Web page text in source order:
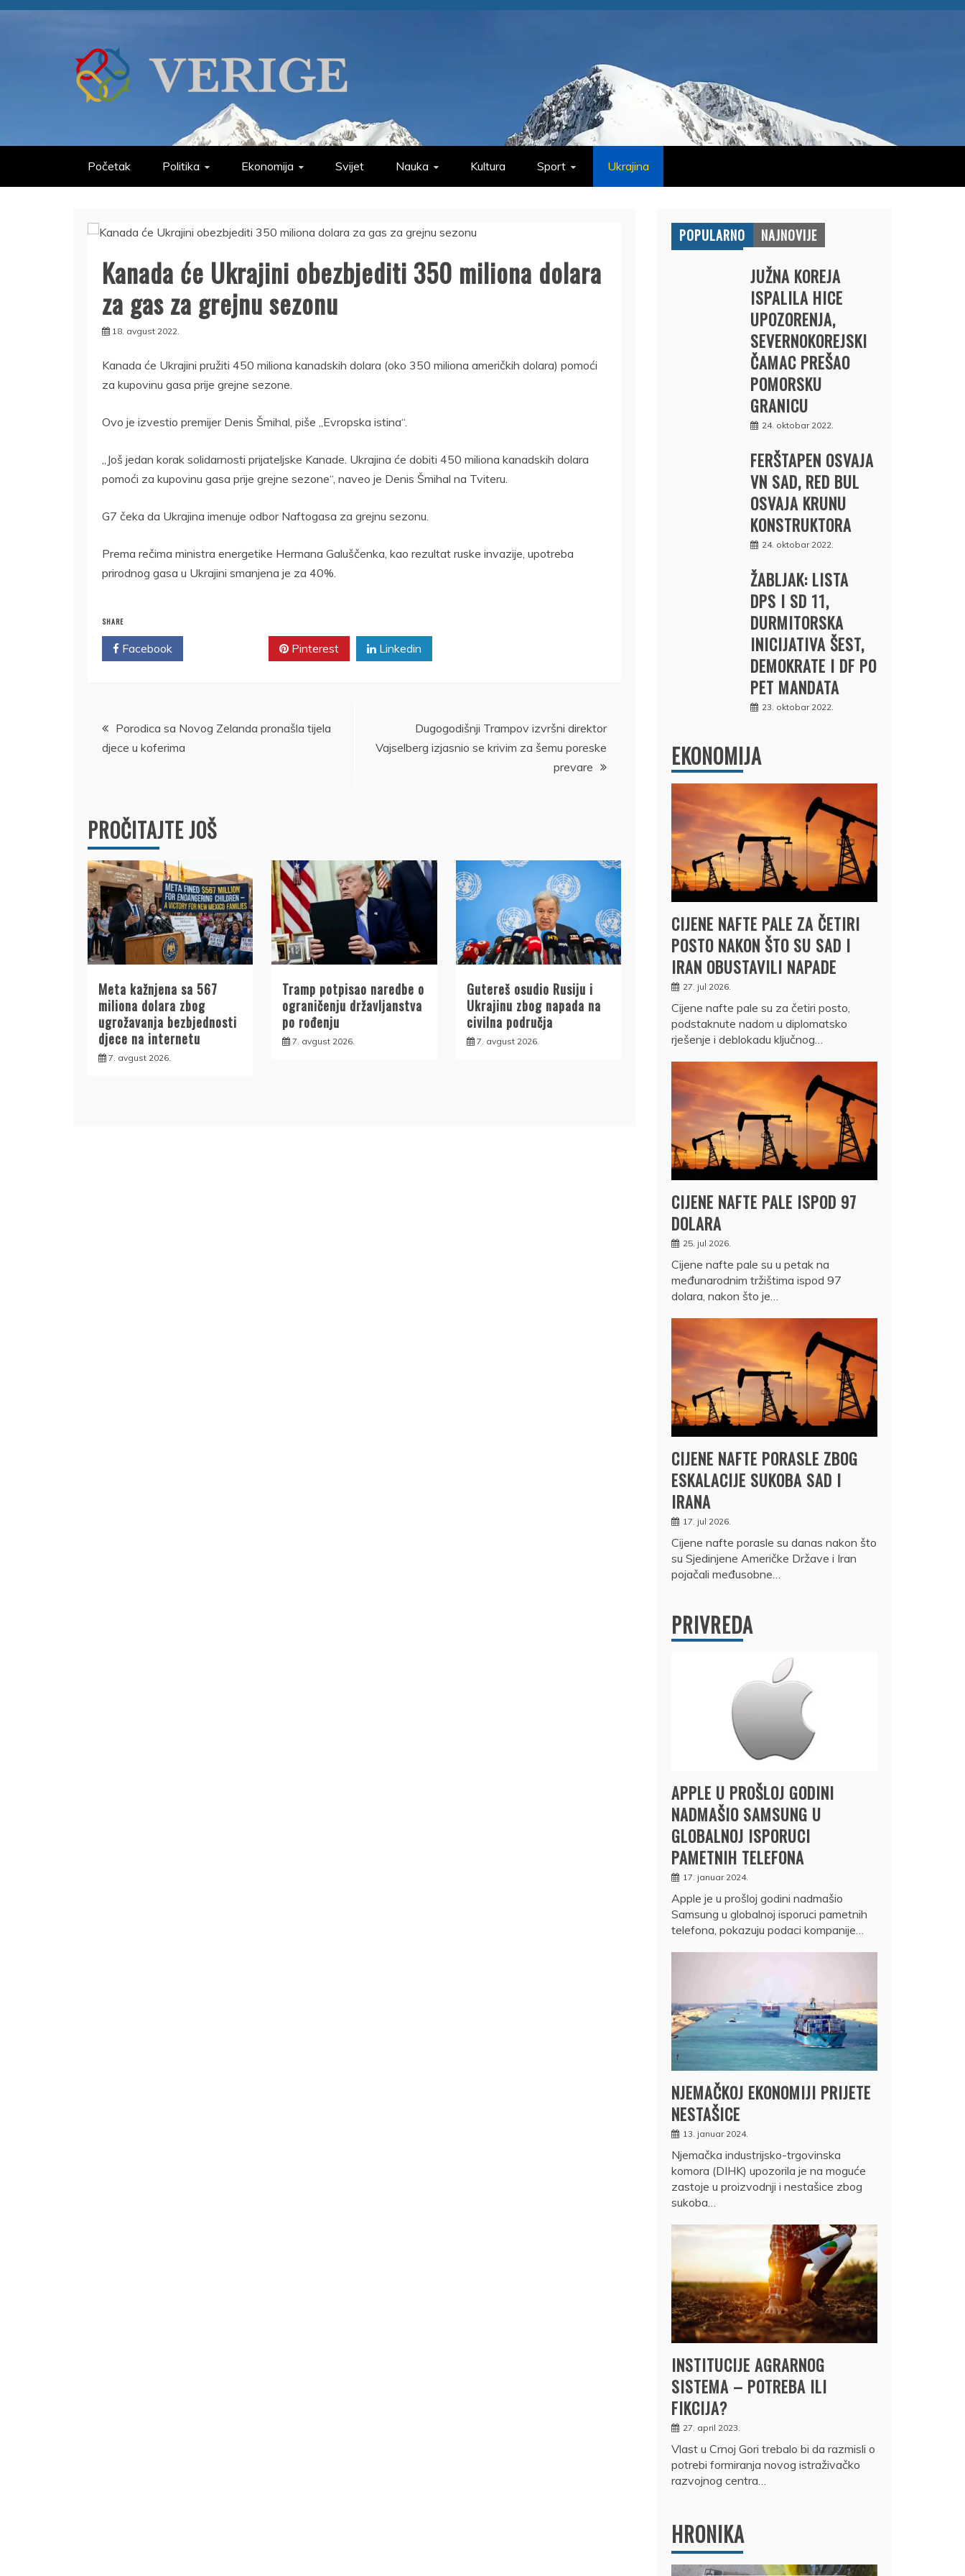
Skip
VERIGE
Početak Politika Ekonomija Svijet Nauka Kultura Sport Ukrajina
Kanada će Ukrajini obezbjediti 350 miliona dolara
za gas za grejnu sezonu
18. avgust 2022.
Kanada će Ukrajini pružiti 450 miliona kanadskih dolara (oko 350 miliona američkih dolara) pomoći
za kupovinu gasa prije grejne sezone.
Ovo je izvestio premijer Denis Šmihal, piše „Evropska istina“.
„Još jedan korak solidarnosti prijateljske Kanade. Ukrajina će dobiti 450 miliona kanadskih dolara
pomoći za kupovinu gasa prije grejne sezone“, naveo je Denis Šmihal na Tviteru.
G7 čeka da Ukrajina imenuje odbor Naftogasa za grejnu sezonu.
Prema rečima ministra energetike Hermana Galuščenka, kao rezultat ruske invazije, upotreba
prirodnog gasa u Ukrajini smanjena je za 40%.
SHARE
Facebook Pinterest Linkedin
Kretanje
članka
Porodica sa Novog Zelanda pronašla tijela
djece u koferima
Dugogodišnji Trampov izvršni direktor
Vajselberg izjasnio se krivim za šemu poreske
prevare
PROČITAJTE JOŠ
Meta kažnjena sa 567
miliona dolara zbog
ugrožavanja bezbjednosti
djece na internetu
7. avgust 2026.
Tramp potpisao naredbe o
ograničenju državljanstva
po rođenju
7. avgust 2026.
Gutereš osudio Rusiju i
Ukrajinu zbog napada na
civilna područja
7. avgust 2026.
POPULARNO NAJNOVIJE
JUŽNA KOREJA
ISPALILA HICE
UPOZORENJA,
SEVERNOKOREJSKI
ČAMAC PREŠAO
POMORSKU
GRANICU
24. oktobar 2022.
FERŠTAPEN OSVAJA
VN SAD, RED BUL
OSVAJA KRUNU
KONSTRUKTORA
24. oktobar 2022.
ŽABLJAK: LISTA
DPS I SD 11,
DURMITORSKA
INICIJATIVA ŠEST,
DEMOKRATE I DF PO
PET MANDATA
23. oktobar 2022.
EKONOMIJA
CIJENE NAFTE PALE ZA ČETIRI
POSTO NAKON ŠTO SU SAD I
IRAN OBUSTAVILI NAPADE
27. jul 2026.
Cijene nafte pale su za četiri posto,
podstaknute nadom u diplomatsko
rješenje i deblokadu ključnog…
CIJENE NAFTE PALE ISPOD 97
DOLARA
25. jul 2026.
Cijene nafte pale su u petak na
međunarodnim tržištima ispod 97
dolara, nakon što je…
CIJENE NAFTE PORASLE ZBOG
ESKALACIJE SUKOBA SAD I
IRANA
17. jul 2026.
Cijene nafte porasle su danas nakon što
su Sjedinjene Američke Države i Iran
pojačali međusobne…
PRIVREDA
APPLE U PROŠLOJ GODINI
NADMAŠIO SAMSUNG U
GLOBALNOJ ISPORUCI
PAMETNIH TELEFONA
17. januar 2024.
Apple je u prošloj godini nadmašio
Samsung u globalnoj isporuci pametnih
telefona, pokazuju podaci kompanije…
NJEMAČKOJ EKONOMIJI PRIJETE
NESTAŠICE
13. januar 2024.
Njemačka industrijsko-trgovinska
komora (DIHK) upozorila je na moguće
zastoje u proizvodnji i nestašice zbog
sukoba…
INSTITUCIJE AGRARNOG
SISTEMA – POTREBA ILI
FIKCIJA?
27. april 2023.
Vlast u Crnoj Gori trebalo bi da razmisli o
potrebi formiranja novog istraživačko
razvojnog centra…
HRONIKA